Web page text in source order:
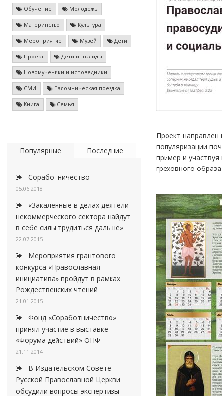
Обучение Молодежь
Материнство Культура
Мероприятие Музей Дети
Проект Дети-инвалиды
Новомученики и исповедники
СМИ Паломническая поездка
Книга Семья
Популярные Последние
Соработничество
05.06.2018
«Закалённые в делах деятели
некоммерческого сектора найдут
в себе силы трудиться дальше»
22.07.2015
Мероприятия грантового
конкурса «Православная
инициатива» пройдут в рамках
Рождественских чтений
21.01.2015
Фонд «Соработничество»
принял участие в выставке
«Форума действий» ОНФ
21.11.2014
В Издательском Совете
Русской Православной Церкви
обсудили вопросы экспертизы
Проект
популяризации
пример и
греховного